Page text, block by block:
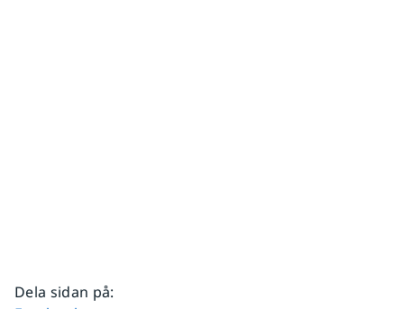
Dela sidan på: